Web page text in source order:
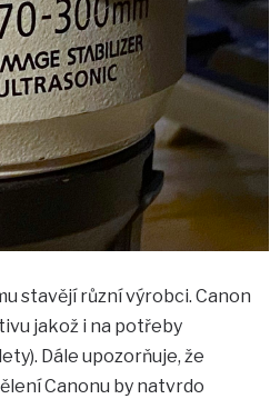
stavějí různí výrobci. Canon
jakož i na potřeby
Dále upozorňuje, že
Canonu by natvrdo